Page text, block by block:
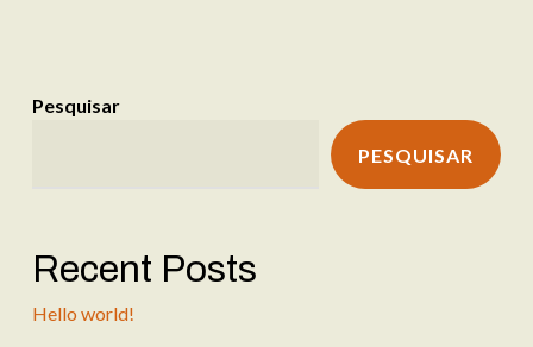
Pesquisar
PESQUISAR
Recent Posts
Hello world!